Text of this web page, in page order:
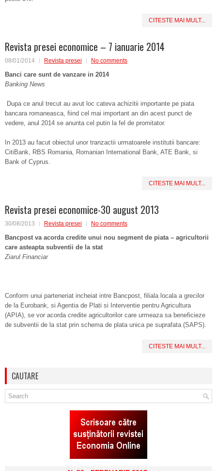
CITESTE MAI MULT...
Revista presei economice – 7 ianuarie 2014
08/01/2014 Revista presei No comments
Banci care sunt de vanzare in 2014
Banking News
Dupa ce anul trecut au avut loc cateva achizitii importante pe piata
bancara romaneasca, fiind cel mai important an din acest punct de
vedere, anul 2014 se anunta cel putin la fel de promitator.
In 2013 au facut obiectul unor tranzactii urmatoarele institutii bancare:
CitiBank, RBS Romania, Romanian International Bank, ATE Bank, si
Bank of Cyprus.
CITESTE MAI MULT...
Revista presei economice-30 august 2013
30/08/2013 Revista presei No comments
Bancpost va acorda credite unui nou segment de piata – agricultorii
care asteapta subventii de la stat
Ziarul Financiar
Conform unui parteneriat incheiat intre Bancpost, filiala locala a grecilor
de la Eurobank, si Agentia de Plati si Interventie pentru Agricultura
(APIA), se vor acorda credite agricultorilor care urmeaza sa beneficieze
de subventii de la stat prin schema de plata unica pe suprafata (SAPS).
CITESTE MAI MULT...
CAUTARE